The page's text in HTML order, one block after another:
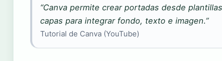
“Canva permite crear portadas desde
capas para integrar fondo, texto e imagen.”
Tutorial de Canva (YouTube)